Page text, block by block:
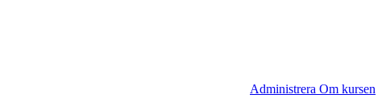
Administrera Om kursen